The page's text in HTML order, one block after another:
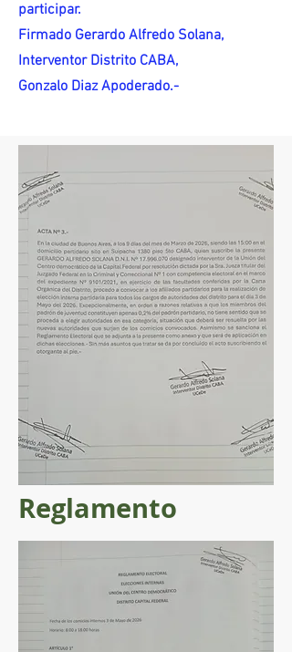
participar.
Firmado Gerardo Alfredo Solana,
Interventor Distrito CABA,
Gonzalo Diaz Apoderado.-
Reglamento